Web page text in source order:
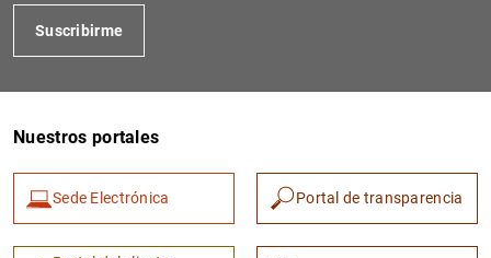
Suscribirme
Nuestros portales
Sede Electrónica Portal de transparencia